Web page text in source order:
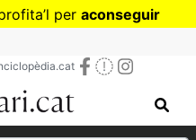
contingut
’l per aconseguir
o Secundària